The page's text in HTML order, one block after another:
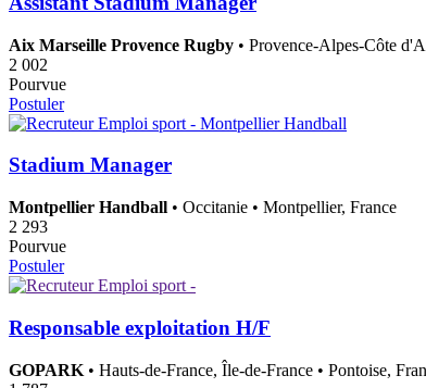
Aix Marseille Provence Rugby • Provence-Alpes-Côte
2 002
Pourvue
Postuler
Stadium Manager
Montpellier Handball • Occitanie • Montpellier, France
2 293
Pourvue
Postuler
Responsable exploitation H/F
GOPARK • Hauts-de-France, Île-de-France • Pontoise,